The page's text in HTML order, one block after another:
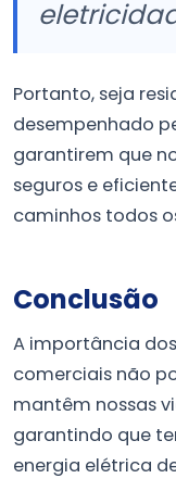
Portanto, seja
desempenhado
garantirem que
seguros e
caminhos todos
Conclusão
A importância
comerciais não
mantêm nossas
garantindo que
energia elétrica